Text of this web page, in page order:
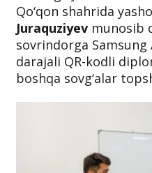
Qo‘qon shahrida
Juraquziyev munosib
sovrindorga
darajali QR-kodli
boshqa sovg‘alar